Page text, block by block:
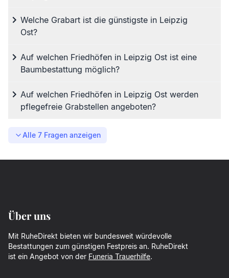
Welche Grabart ist die günstigste in Leipzig
Ost?
Auf welchen Friedhöfen in Leipzig Ost ist eine
Baumbestattung möglich?
Auf welchen Friedhöfen in Leipzig Ost werden
pflegefreie Grabstellen angeboten?
Alle 7 Fragen anzeigen
Über uns
Mit RuheDirekt bieten wir bundesweit würdevolle
Bestattungen zum günstigen Festpreis an. RuheDirekt
ist ein Angebot von der Funeria Trauerhilfe.